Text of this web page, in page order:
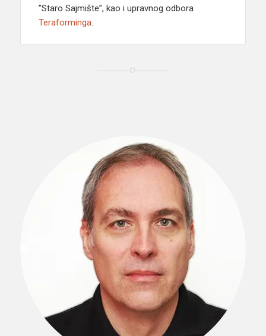
”Staro Sajmište”, kao i upravnog odbora
Teraforminga.